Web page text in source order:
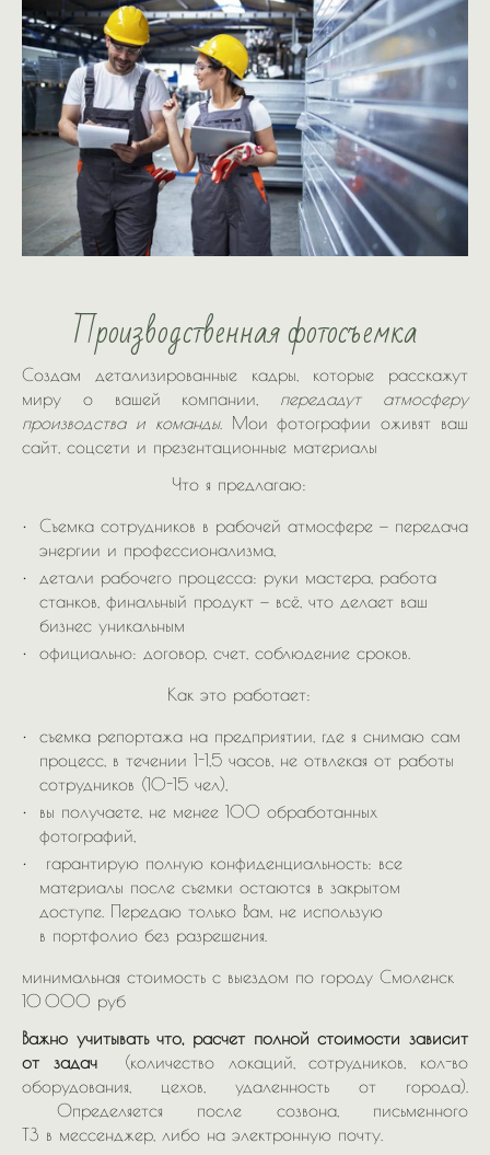
Производственная фотосъемка
Создам детализированные кадры, которые расскажут
миру о вашей компании, передадут атмосферу
производства и команды. Мои фотографии оживят ваш
сайт, соцсети и презентационные материалы
Что я предлагаю:
Съемка сотрудников в рабочей атмосфере — передача
энергии и профессионализма,
детали рабочего процесса: руки мастера, работа
станков, финальный продукт — всё, что делает ваш
бизнес уникальным
официально: договор, счет, соблюдение сроков.
Как это работает:
съемка репортажа на предприятии, где я снимаю сам
процесс, в течении 1-1,5 часов, не отвлекая от работы
сотрудников (10-15 чел),
вы получаете, не менее 100 обработанных
фотографий,
гарантирую полную конфиденциальность: все
материалы после съемки остаются в закрытом
доступе. Передаю только Вам, не использую
в портфолио без разрешения.
минимальная стоимость с выездом по городу Смоленск
10 000 руб
Важно учитывать что, расчет полной стоимости зависит
от задач(количество локаций, сотрудников, кол-во
оборудования, цехов, удаленность от города).
Определяется после созвона, письменного
ТЗ в мессенджер, либо на электронную почту.